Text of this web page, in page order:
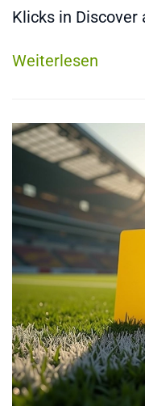
Klicks in Discover
Weiterlesen